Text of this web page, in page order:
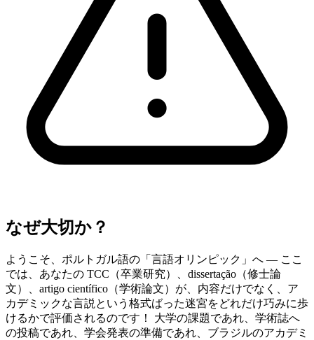
なぜ大切か？
ようこそ、ポルトガル語の「言語オリンピック」へ — ここ
では、あなたの TCC（卒業研究）、dissertação（修士論
文）、artigo científico（学術論文）が、内容だけでなく、ア
カデミックな言説という格式ばった迷宮をどれだけ巧みに歩
けるかで評価されるのです！ 大学の課題であれ、学術誌へ
の投稿であれ、学会発表の準備であれ、ブラジルのアカデミ